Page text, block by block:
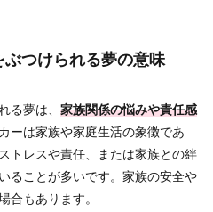
つけられる夢の意味
る夢は、 家族関係の悩みや責任感
ーは家族や家庭生活の象徴であ
トレスや責任、または家族との絆
ることが多いです。家族の安全や
合もあります。